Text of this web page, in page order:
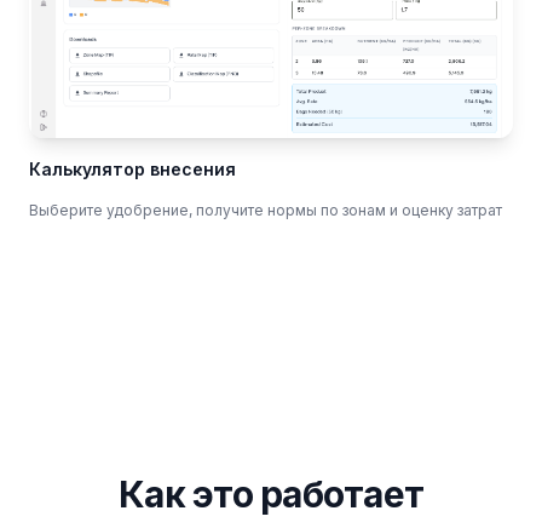
Калькулятор внесения
Выберите удобрение, получите нормы по зонам и оценку затрат
Как это работает